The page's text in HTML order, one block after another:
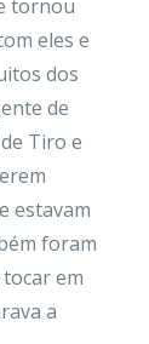
tornou
eles e
dos
de
Tiro e
estavam
foram
em
a